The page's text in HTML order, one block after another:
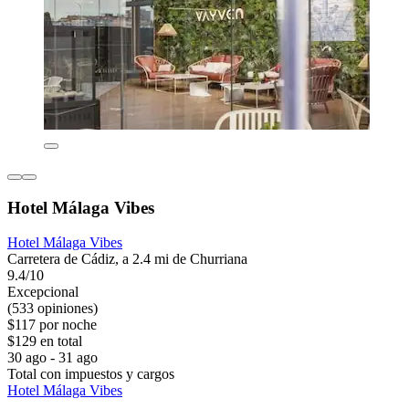
Hotel Málaga Vibes
Hotel Málaga Vibes
Carretera de Cádiz, a 2.4 mi de Churriana
9.4/10
Excepcional
(533 opiniones)
$117 por noche
$129 en total
30 ago - 31 ago
Total con impuestos y cargos
Hotel Málaga Vibes